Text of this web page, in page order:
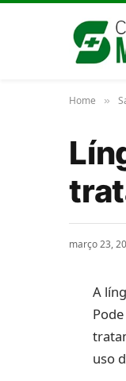
Home »
março 23,
A
uso